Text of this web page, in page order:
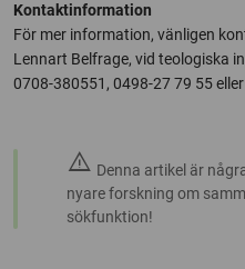
Kontaktinformation
För mer information, vänligen
Lennart Belfrage, vid teologiska
0708-380551, 0498-27 79 55 eller
warning Denna artikel är
nyare forskning om
sökfunktion!